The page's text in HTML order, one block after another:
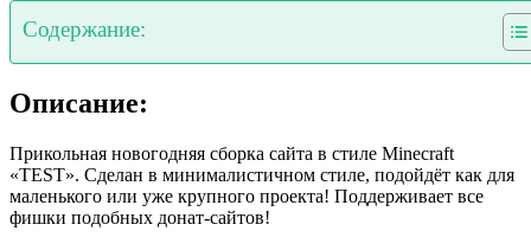
Содержание:
Описание:
Прикольная новогодняя сборка сайта в стиле Minecraft
«TEST». Сделан в минималистичном стиле, подойдёт как для
маленького или уже крупного проекта! Поддерживает все
фишки подобных донат-сайтов!